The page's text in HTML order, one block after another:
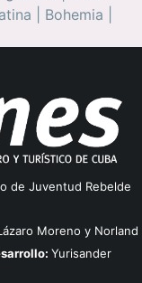
Bohemia
de Juventud Rebelde
Moreno y Norland
Yurisander